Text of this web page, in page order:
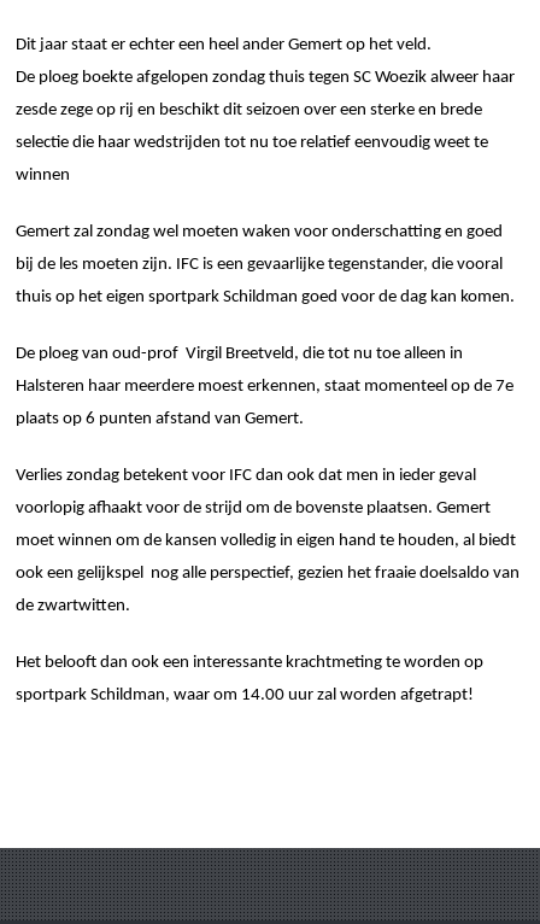
Dit jaar staat er echter een heel ander Gemert op het veld.
De ploeg boekte afgelopen zondag thuis tegen SC Woezik alweer haar
zesde zege op rij en beschikt dit seizoen over een sterke en brede
selectie die haar wedstrijden tot nu toe relatief eenvoudig weet te
winnen
Gemert zal zondag wel moeten waken voor onderschatting en goed
bij de les moeten zijn. IFC is een gevaarlijke tegenstander, die vooral
thuis op het eigen sportpark Schildman goed voor de dag kan komen.
De ploeg van oud-prof Virgil Breetveld, die tot nu toe alleen in
Halsteren haar meerdere moest erkennen, staat momenteel op de 7e
plaats op 6 punten afstand van Gemert.
Verlies zondag betekent voor IFC dan ook dat men in ieder geval
voorlopig afhaakt voor de strijd om de bovenste plaatsen. Gemert
moet winnen om de kansen volledig in eigen hand te houden, al biedt
ook een gelijkspel nog alle perspectief, gezien het fraaie doelsaldo van
de zwartwitten.
Het belooft dan ook een interessante krachtmeting te worden op
sportpark Schildman, waar om 14.00 uur zal worden afgetrapt!